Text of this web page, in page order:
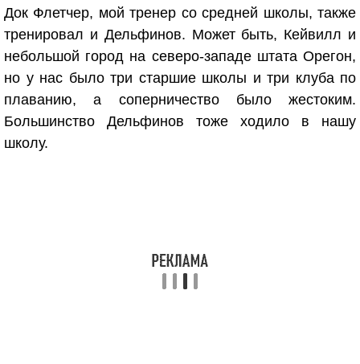
Док Флетчер, мой тренер со средней школы, также
тренировал и Дельфинов. Может быть, Кейвилл и
небольшой город на северо-западе штата Орегон,
но у нас было три старшие школы и три клуба по
плаванию, а соперничество было жестоким.
Большинство Дельфинов тоже ходило в нашу
школу.